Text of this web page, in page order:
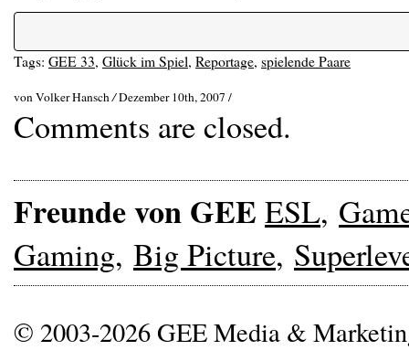
Tags: GEE 33, Glück im Spiel, Reportage, spielende Paare
von Volker Hansch/Dezember 10th, 2007 /
Comments are closed.
Freunde von GEE ESL,
Gaming, Big Picture,
© 2003-2026 GEE Media &